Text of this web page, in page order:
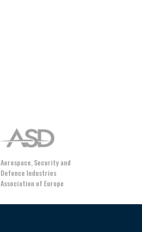
Aerospace, Security and
Defence Industries
Association of Europe